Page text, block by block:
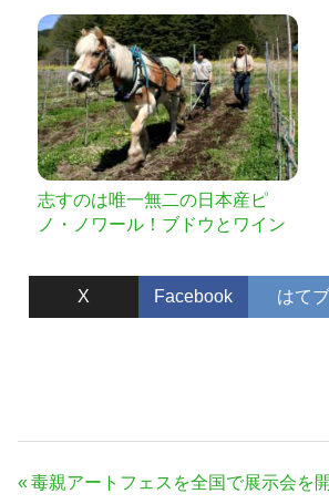
志すのは唯一無二の日本産ピ
ノ・ノワール！ブドウとワイン
すは万全の設備を整えたワイナ
リー！
X Facebook はてブ
投前
毒親アートフェスを全国で展示会を